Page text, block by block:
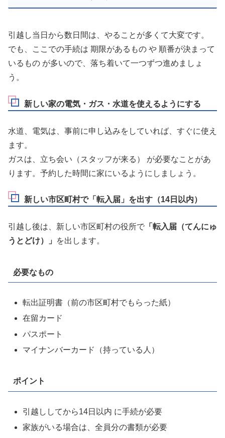
引越し当日から数日間は、やることが多くて大変です。
でも、ここでの手続は 期限があるもの や 順番が決まって
いるもの が多いので、落ち着いて一つずつ進めましょ
う。
新しい家の電気・ガス・水道を使えるようにする
水道、電気は、事前に申し込みをしていれば、すぐに使え
ます。
ガスは、立ち会い（スタッフが来る） が必要なことがあ
ります。予約した時間に家にいるようにしましょう。
新しい市区町村で「転入届」を出す（14日以内）
引越し後は、新しい市区町村の役所で 「転入届（てんにゅ
うとどけ）」
を出します。
必要なもの
転出証明書（前の市区町村でもらった紙）
在留カード
パスポート
マイナンバーカード（持っている人）
ポイント
引越ししてから14日以内 に手続が必要
家族がいる場合は、全員分の書類が必要